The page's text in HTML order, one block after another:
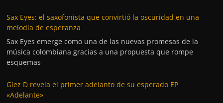
Sax Eyes: el saxofonista que convirtió la oscuridad en una
melodía de esperanza
Sax Eyes emerge como una de las nuevas promesas de la
música colombiana gracias a una propuesta que rompe
esquemas
Glez D revela el primer adelanto de su esperado EP
«Adelante»